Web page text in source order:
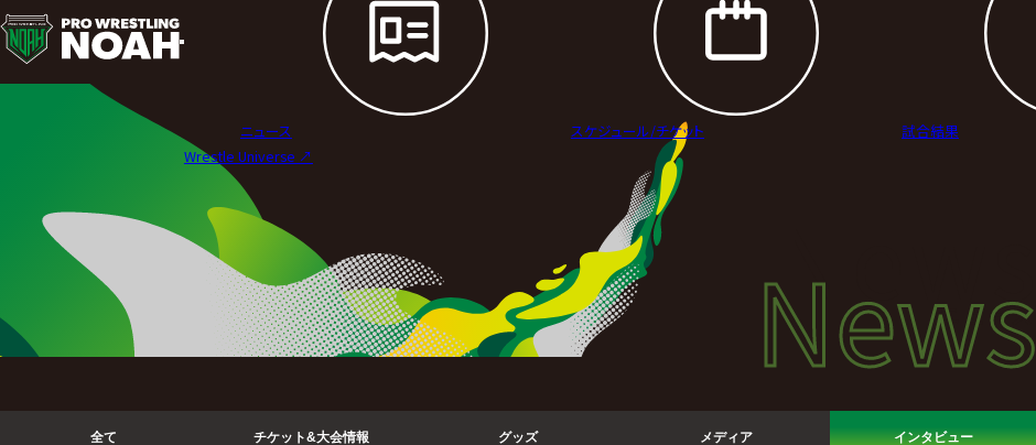
ニ
ュ
レ
ス
リ
ニュース スケジュール/チケット 試合結果
Wrestle Universe ↗︎
Newsニュース
News
全て チケット&大会情報 グッズ メディア インタビュー